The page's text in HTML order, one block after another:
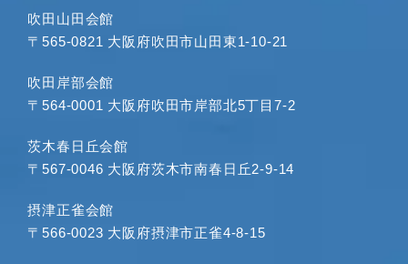
2023年11月
2023年9月
2023年8月
2023年6月
2023年4月
2023年3月
吹田山田会館
〒565-0821 大阪府吹田市山田東1-10-21
吹田岸部会館
〒564-0001 大阪府吹田市岸部北5丁目7-2
茨木春日丘会館
〒567-0046 大阪府茨木市南春日丘2-9-14
摂津正雀会館
〒566-0023 大阪府摂津市正雀4-8-15